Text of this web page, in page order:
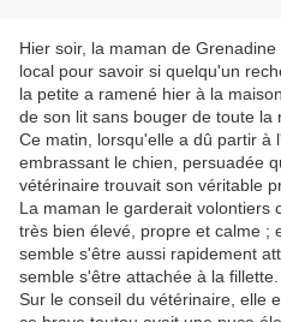
Hier soir, la maman de
local pour savoir si quelqu'un
la petite a ramené hier à la
de son lit sans bouger de toute la
Ce matin, lorsqu'elle a dû partir à
embrassant le chien, persuadée
vétérinaire trouvait son véritable
La maman le garderait volontiers
très bien élevé, propre et calme ;
semble s'être aussi rapidement
semble s'être attachée à la fillette.
Sur le conseil du vétérinaire, elle